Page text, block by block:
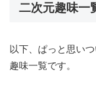
二次元趣味一
以下、ぱっと思い
趣味一覧です。